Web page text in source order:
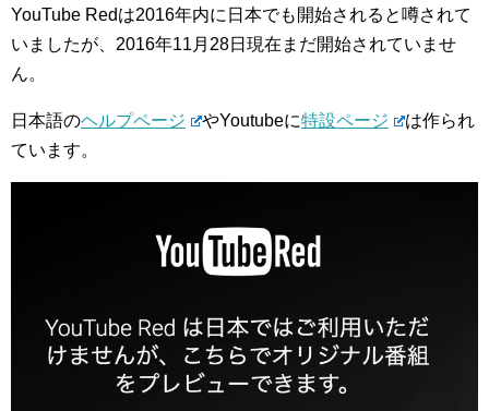
YouTube Redは2016年内に日本でも開始されると噂されて
いましたが、2016年11月28日現在まだ開始されていませ
ん。
日本語のヘルプページ やYoutubeに特設ページ
は作られ
ています。